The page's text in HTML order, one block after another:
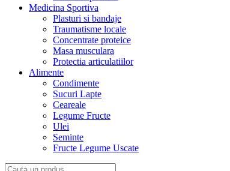
Medicina Sportiva
Plasturi si bandaje
Traumatisme locale
Concentrate proteice
Masa musculara
Protectia articulatiilor
Alimente
Condimente
Sucuri Lapte
Ceareale
Legume Fructe
Ulei
Seminte
Fructe Legume Uscate